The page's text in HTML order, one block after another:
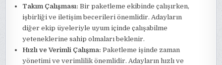
Takım Çalışması: Bir paketleme ekibinde çalışırken,
işbirliği ve iletişim becerileri önemlidir. Adayların
diğer ekip üyeleriyle uyum içinde çalışabilme
yeteneklerine sahip olmaları beklenir.
Hızlı ve Verimli Çalışma: Paketleme işinde zaman
yönetimi ve verimlilik önemlidir. Adayların hızlı ve